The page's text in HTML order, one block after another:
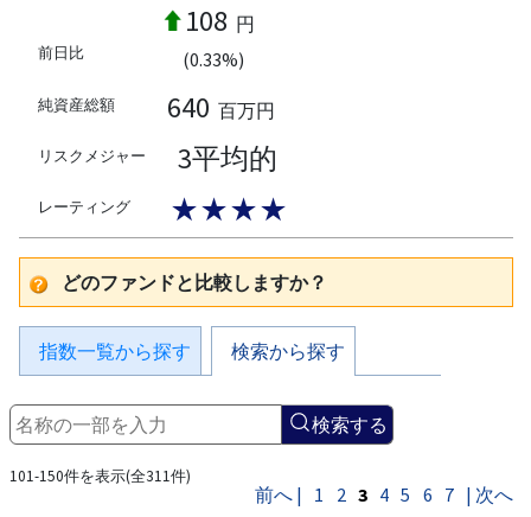
前日比
108 円
(0.33%)
純資産総額 640 百万円
リスクメジャー 3平均的
レーティング ★★★★
どのファンドと比較しますか？
指数一覧から探す 検索から探す
検索する
101-150件を表示(全311件)
前へ | 1 2 3 4 5 6 7 | 次へ